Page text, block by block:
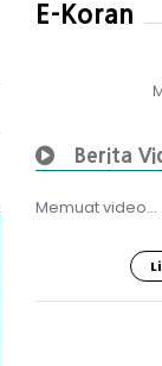
E-Koran
Berita
Memuat video...